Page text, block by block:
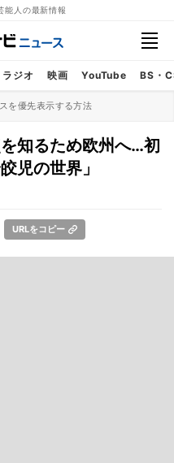
能人の最新情報
ラジオ 映画 YouTube BS・
を優先表示する方法
知るため欧州へ…初
児の世界」
URLをコピー